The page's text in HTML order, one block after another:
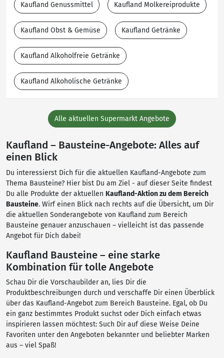
Kaufland Genussmittel Kaufland Molkereiprodukte
Kaufland Obst & Gemüse Kaufland Getränke
Kaufland Alkoholfreie Getränke
Kaufland Alkoholische Getränke
Alle aktuellen Supermarkt Angebote
Kaufland – Bausteine-Angebote: Alles auf
einen Blick
Du interessierst Dich für die aktuellen Kaufland-Angebote zum
Thema Bausteine? Hier bist Du am Ziel - auf dieser Seite findest
Du alle Produkte der aktuellen Kaufland-Aktion zu dem Bereich
Bausteine. Wirf einen Blick nach rechts auf die Übersicht, um Dir
die aktuellen Sonderangebote von Kaufland zum Bereich
Bausteine genauer anzuschauen – vielleicht ist das passende
Angebot für Dich dabei!
Kaufland Bausteine – eine starke
Kombination für tolle Angebote
Schau Dir die Vorschaubilder an, lies Dir die
Produktbeschreibungen durch und verschaffe Dir einen Überblick
über das Kaufland-Angebot zum Bereich Bausteine. Egal, ob Du
ein ganz bestimmtes Produkt suchst oder Dich einfach etwas
inspirieren lassen möchtest: Such Dir auf diese Weise Deine
Favoriten unter den Angeboten bekannter und beliebter Marken
aus – viel Spaß!